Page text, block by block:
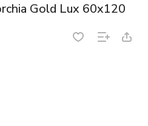
Gold Lux 60x120